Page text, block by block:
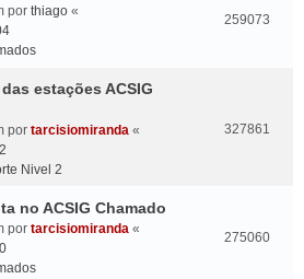
por thiago «
259073
estações ACSIG
por tarcisiomiranda «
Nivel 2
327861
no ACSIG Chamado
por tarcisiomiranda «
275060